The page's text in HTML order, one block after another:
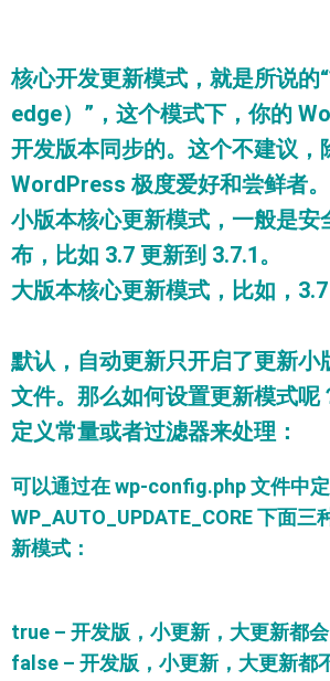
核心开发更新模式，就是所说的
edge）”，这个模式下，你的
开发版本同步的。这个不建议，
WordPress 极度爱好和尝鲜者。
小版本核心更新模式，一般是安
布，比如 3.7 更新到 3.7.1。
大版本核心更新模式，比如，3.7
默认，自动更新只开启了更新小
文件。那么如何设置更新模式呢
定义常量或者过滤器来处理：
可以通过在 wp-config.php 文件中
WP_AUTO_UPDATE_CORE 下面三
新模式：
true – 开发版，小更新，大更新都会
false – 开发版，小更新，大更新都